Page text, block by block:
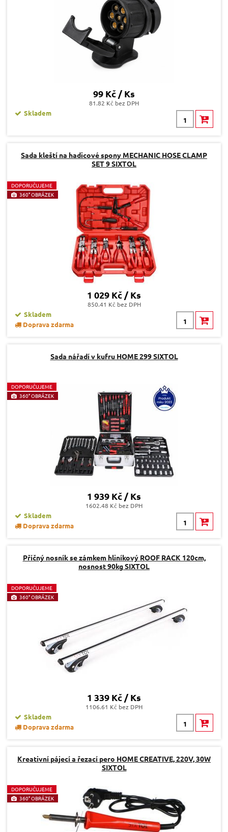
99 Kč / Ks
81.82 Kč bez DPH
Skladem
Sada kleští na hadicové spony MECHANIC HOSE CLAMP
SET 9 SIXTOL
DOPORUČUJEME
360° OBRÁZEK
1 029 Kč / Ks
850.41 Kč bez DPH
Skladem
Doprava zdarma
Sada nářadí v kufru HOME 299 SIXTOL
DOPORUČUJEME
360° OBRÁZEK
1 939 Kč / Ks
1602.48 Kč bez DPH
Skladem
Doprava zdarma
Příčný nosník se zámkem hliníkový ROOF RACK 120cm,
nosnost 90kg SIXTOL
DOPORUČUJEME
360° OBRÁZEK
1 339 Kč / Ks
1106.61 Kč bez DPH
Skladem
Doprava zdarma
Kreativní pájecí a řezací pero HOME CREATIVE, 220V, 30W
SIXTOL
DOPORUČUJEME
360° OBRÁZEK